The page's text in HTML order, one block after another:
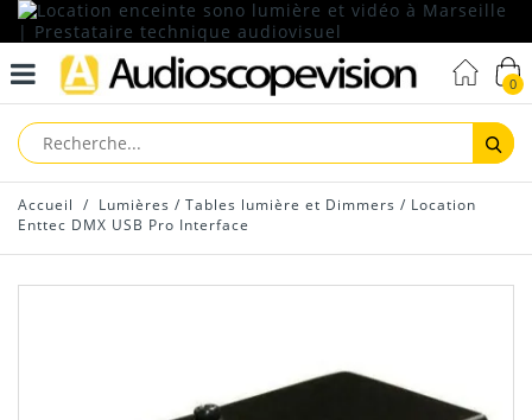
0
Accueil / Lumières / Tables lumière et Dimmers / Location
Enttec DMX USB Pro Interface